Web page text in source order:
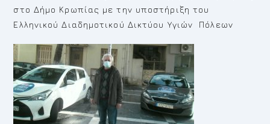
στο Δήμο Κρωπίας με την υποστήριξη του
Ελληνικού Διαδημοτικού Δικτύου Υγιών Πόλεων